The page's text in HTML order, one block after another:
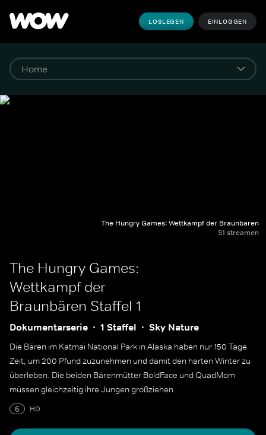
LOSLEGEN EINLOGGEN
The Hungry Games: Wettkampf der Braunbären
S1 streamen
The Hungry Games:
Wettkampf der
Braunbären Staffel 1
Dokumentarserie 1 Staffel Sky Nature
Die Bären im Katmai National Park in Alaska haben nur 150 Tage
Zeit, um 200 Pfund zuzunehmen und damit den harten Winter zu
überleben. Die beiden Bärenmütter BoldFace und QuadMom
müssen gleichzeitig ihre Jungen großziehen.
6
HD